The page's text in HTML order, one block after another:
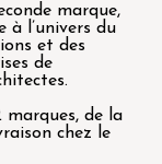
marque,
à l’univers du
et des
de
de la
chez le